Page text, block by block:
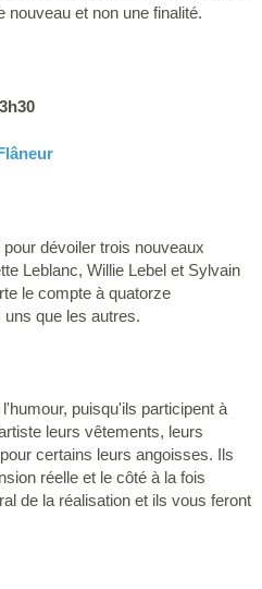
nouveau et non une finalité.
dévoiler trois nouveaux
Leblanc, Willie Lebel et Sylvain
le compte à quatorze
que les autres.
puisqu'ils participent à
leurs vêtements, leurs
certains leurs angoisses. Ils
réelle et le côté à la fois
de la réalisation et ils vous feront